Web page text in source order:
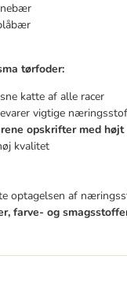
tørfoder:
katte af alle racer
vigtige
rene opskrifter med
kvalitet
optagelsen af
farve- og